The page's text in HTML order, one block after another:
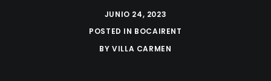
JUNIO 24, 2023
POSTED IN BOCAIRENT
BYVILLA CARMEN